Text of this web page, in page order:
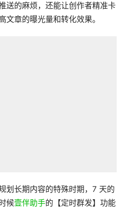
送的麻烦，还能让创作者精准卡
文章的曝光量和转化效果。
划长期内容的特殊时期，7 天的
候壹伴助手的【定时群发】功能